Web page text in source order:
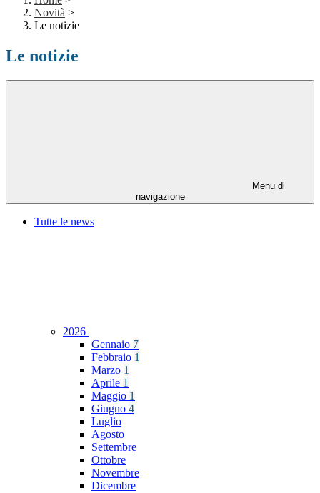
Novità >
Le notizie
Le notizie
Menu di
navigazione
Tutte le news
2026
Gennaio 7
Febbraio 1
Marzo 1
Aprile 1
Maggio 1
Giugno 4
Luglio
Agosto
Settembre
Ottobre
Novembre
Dicembre